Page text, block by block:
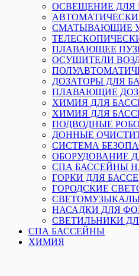
ОСВЕЩЕНИЕ ДЛЯ
СМАТЫВАЮЩИЕ
ПЛАВАЮЩЕЕ
ОСУШИТЕЛИ
ДОЗАТОРЫ ДЛЯ
ПЛАВАЮЩИЕ
ХИМИЯ ДЛЯ
ХИМИЯ ДЛЯ
ПОДВОДНЫЕ
ДОННЫЕ
СИСТЕМА
ОБОРУДОВАНИЕ
СПА БАССЕЙНЫ
ГОРКИ ДЛЯ
ГОРОДСКИЕ
НАСАДКИ ДЛЯ
СВЕТИЛЬНИКИ
СПА БАССЕЙНЫ
ХИМИЯ